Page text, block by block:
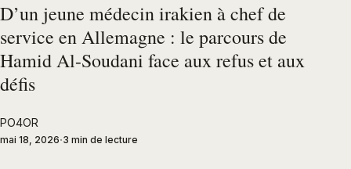
D’un jeune médecin irakien à chef de
service en Allemagne : le parcours de
Hamid Al-Soudani face aux refus et aux
défis
PO4OR
mai 18, 2026 3 min de lecture